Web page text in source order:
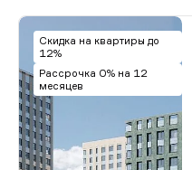
Скидка на квартиры до
12%
Рассрочка 0% на 12
месяцев